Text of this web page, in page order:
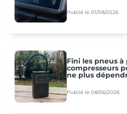
Publié le 01/08/2026
Fini les pneus
compresseurs
ne plus
Publié le 08/06/2026